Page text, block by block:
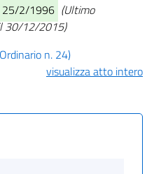
25/2/1996 (Ultimo
30/12/2015)
n. 24)
visualizza atto intero